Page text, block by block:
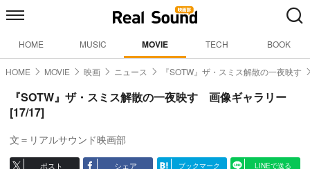
HOME MUSIC MOVIE TECH BOOK
HOME MOVIE 映画 ニュース 『SOTW』ザ・スミス解散の一夜映す
『SOTW』ザ・スミス解散の一夜映す 画像ギャラリー
[17/17]
文＝リアルサウンド映画部
ポスト シェア ブックマーク LINEで送る